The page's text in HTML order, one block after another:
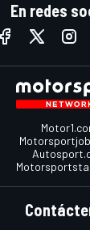
En redes